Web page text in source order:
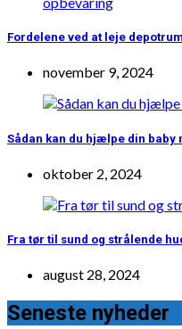
Fordelene ved at leje
november 9, 2024
Sådan kan du hjælpe din baby
oktober 2, 2024
Fra tør til sund og strålende
august 28, 2024
Seneste nyheder